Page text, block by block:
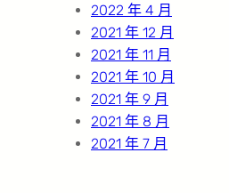
2022 年 4 月
2021 年 12 月
2021 年 11 月
2021 年 10 月
2021 年 9 月
2021 年 8 月
2021 年 7 月